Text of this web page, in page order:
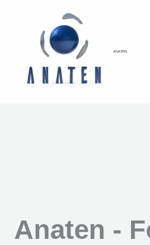
ANATEN
Anaten -